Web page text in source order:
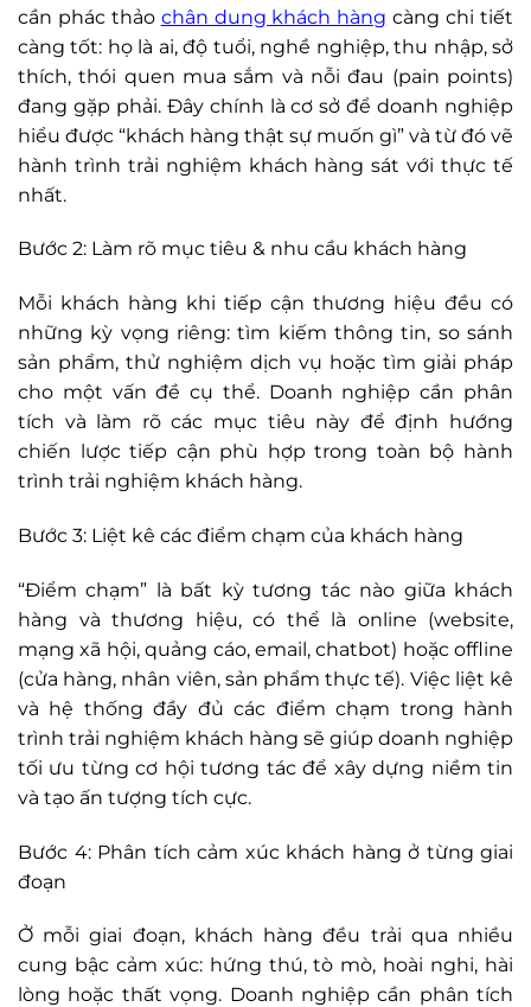
cần phác thảo chân dung khách hàng càng chi tiết
càng tốt: họ là ai, độ tuổi, nghề nghiệp, thu nhập, sở
thích, thói quen mua sắm và nỗi đau (pain points)
đang gặp phải. Đây chính là cơ sở để doanh nghiệp
hiểu được “khách hàng thật sự muốn gì” và từ đó vẽ
hành trình trải nghiệm khách hàng sát với thực tế
nhất.
Bước 2: Làm rõ mục tiêu & nhu cầu khách hàng
Mỗi khách hàng khi tiếp cận thương hiệu đều có
những kỳ vọng riêng: tìm kiếm thông tin, so sánh
sản phẩm, thử nghiệm dịch vụ hoặc tìm giải pháp
cho một vấn đề cụ thể. Doanh nghiệp cần phân
tích và làm rõ các mục tiêu này để định hướng
chiến lược tiếp cận phù hợp trong toàn bộ hành
trình trải nghiệm khách hàng.
Bước 3: Liệt kê các điểm chạm của khách hàng
“Điểm chạm” là bất kỳ tương tác nào giữa khách
hàng và thương hiệu, có thể là online (website,
mạng xã hội, quảng cáo, email, chatbot) hoặc offline
(cửa hàng, nhân viên, sản phẩm thực tế). Việc liệt kê
và hệ thống đầy đủ các điểm chạm trong hành
trình trải nghiệm khách hàng sẽ giúp doanh nghiệp
tối ưu từng cơ hội tương tác để xây dựng niềm tin
và tạo ấn tượng tích cực.
Bước 4: Phân tích cảm xúc khách hàng ở từng giai
đoạn
Ở mỗi giai đoạn, khách hàng đều trải qua nhiều
cung bậc cảm xúc: hứng thú, tò mò, hoài nghi, hài
lòng hoặc thất vọng. Doanh nghiệp cần phân tích